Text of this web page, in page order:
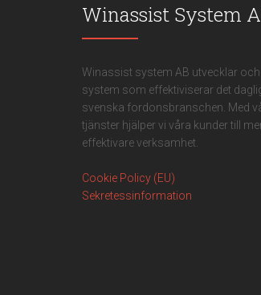
Winassist System
Winassist system AB utvecklar och
system som effektiviserar det
svenska fordonsbranschen. Med
tjänster hjälper vi våra kunder till
effektivare verksamhet.
Cookie Policy (EU)
Sekretessinformation